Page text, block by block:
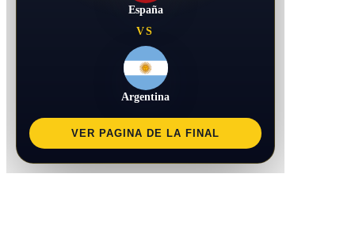
España
VS
Argentina
VER PAGINA DE LA FINAL